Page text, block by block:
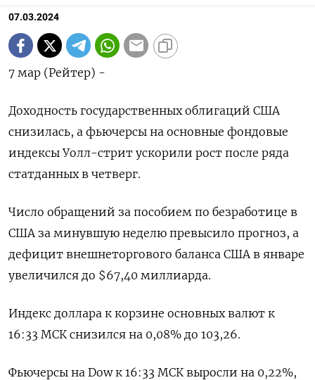
07.03.2024
7 мар (Рейтер) -
Доходность государственных облигаций США
снизилась, а фьючерсы на основные фондовые
индексы Уолл-стрит ускорили рост после ряда
статданных в четверг.
Число обращений за пособием по безработице в
США за минувшую неделю превысило прогноз, а
дефицит внешнеторгового баланса США в январе
увеличился до $67,40 миллиарда.
Индекс доллара к корзине основных валют к
16:33 МСК снизился на 0,08% до 103,26​.
Фьючерсы на Dow к 16:33 МСК выросли на 0,22%,